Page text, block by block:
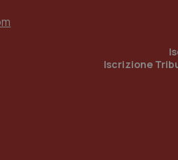
Iscrizione